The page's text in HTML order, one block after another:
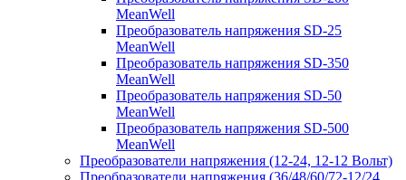
MeanWell
Преобразователь напряжения SD-25
MeanWell
Преобразователь напряжения SD-350
MeanWell
Преобразователь напряжения SD-50
MeanWell
Преобразователь напряжения SD-500
MeanWell
Преобразователи напряжения (12-24, 12-12 Вольт)
Преобразователи напряжения (36/48/60/72-12/24